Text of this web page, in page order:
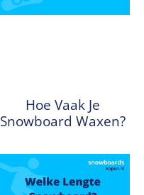
Hoe Vaak Je
Snowboard Waxen?